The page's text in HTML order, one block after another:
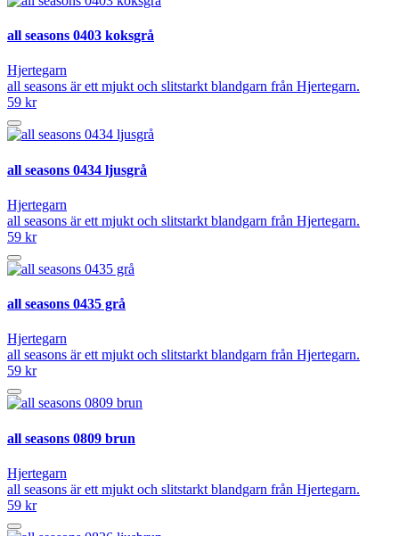
all seasons 0403 koksgrå
Hjertegarn
all seasons är ett mjukt och slitstarkt blandgarn från Hjertegarn.
59 kr
all seasons 0434 ljusgrå
Hjertegarn
all seasons är ett mjukt och slitstarkt blandgarn från Hjertegarn.
59 kr
all seasons 0435 grå
Hjertegarn
all seasons är ett mjukt och slitstarkt blandgarn från Hjertegarn.
59 kr
all seasons 0809 brun
Hjertegarn
all seasons är ett mjukt och slitstarkt blandgarn från Hjertegarn.
59 kr